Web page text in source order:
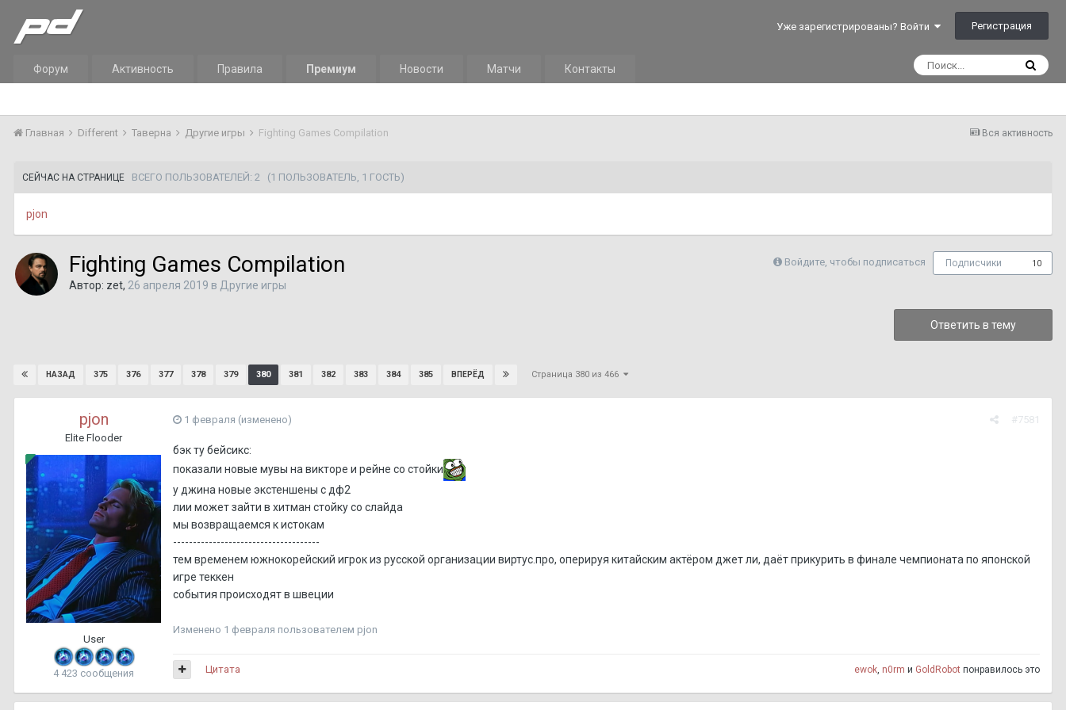
Уже зарегистрированы? Войти Регистрация
Форум Активность Правила Премиум Новости Матчи Контакты
Вся активность
Главная Different Таверна Другие игры Fighting Games Compilation
СЕЙЧАС НА СТРАНИЦЕ ВСЕГО ПОЛЬЗОВАТЕЛЕЙ: 2 (1 ПОЛЬЗОВАТЕЛЬ, 1 ГОСТЬ)
pjon
Войдите, чтобы подписаться Подписчики 10
Fighting Games Compilation
Автор: zet, 26 апреля 2019 в Другие игры
Ответить в тему
НАЗАД 375 376 377 378 379 380 381 382 383 384 385 ВПЕРЁД Страница 380 из 466
pjon
Elite Flooder
User
4 423 сообщения
#7581
1 февраля (изменено)
бэк ту бейсикс:
показали новые мувы на викторе и рейне со стойки
у джина новые экстеншены с дф2
лии может зайти в хитман стойку со слайда
мы возвращаемся к истокам
-------------------------------------
тем временем южнокорейский игрок из русской организации виртус.про, оперируя китайским актёром джет ли, даёт прикурить в финале чемпионата по японской
игре теккен
события происходят в швеции
Изменено 1 февраля пользователем pjon
ewok, n0rm и GoldRobot понравилось это
Цитата